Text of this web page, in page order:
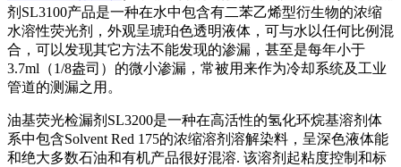
剂SL3100产品是一种在水中包含有二苯乙烯型衍生物的浓缩
水溶性荧光剂，外观呈琥珀色透明液体，可与水以任何比例混
合，可以发现其它方法不能发现的渗漏，甚至是每年小于
3.7ml（1/8盎司）的微小渗漏，常被用来作为冷却系统及工业
管道的测漏之用。
油基荧光检漏剂SL3200是一种在高活性的氢化环烷基溶剂体
系中包含Solvent Red 175的浓缩溶剂溶解染料，呈深色液体能
和绝大多数石油和有机产品很好混溶. 该溶剂起粘度控制和标